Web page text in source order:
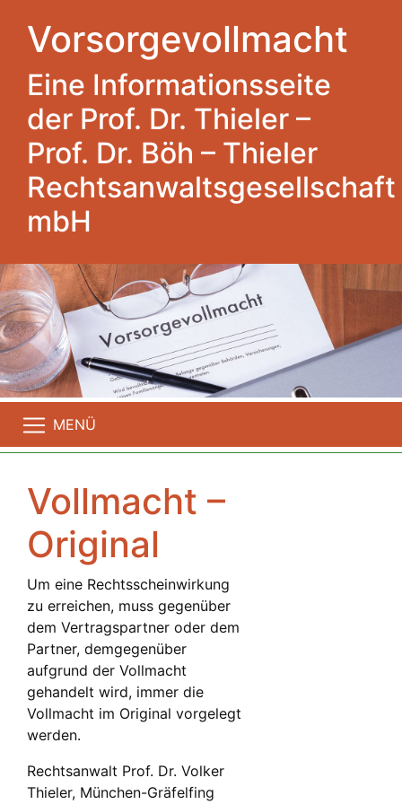
Vorsorgevollmacht
Eine Informationsseite
der Prof. Dr. Thieler –
Prof. Dr. Böh – Thieler
Rechtsanwaltsgesellschaft
mbH
MENÜ
Vollmacht –
Original
Um eine Rechtsscheinwirkung
zu erreichen, muss gegenüber
dem Vertragspartner oder dem
Partner, demgegenüber
aufgrund der Vollmacht
gehandelt wird, immer die
Vollmacht im Original vorgelegt
werden.
Rechtsanwalt Prof. Dr. Volker
Thieler, München-Gräfelfing